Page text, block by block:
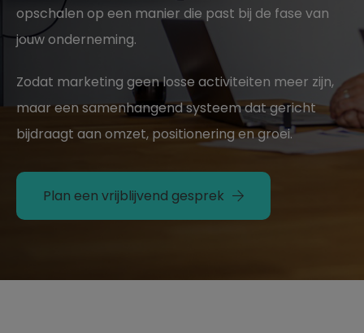
opschalen op een manier die past bij de fase van
jouw onderneming.
Zodat marketing geen losse activiteiten meer zijn,
maar een samenhangend systeem dat gericht
bijdraagt aan omzet, positionering en groei.
Plan een vrijblijvend gesprek